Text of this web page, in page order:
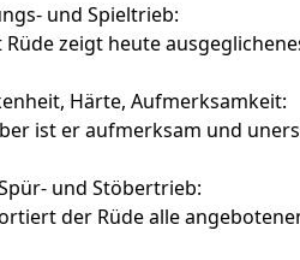
und Spieltrieb:
Rüde zeigt heute
Härte, Aufmerksamkeit:
ist er aufmerksam und
und Stöbertrieb:
der Rüde alle